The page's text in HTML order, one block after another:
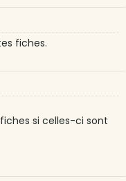
fiches.
si celles-ci sont